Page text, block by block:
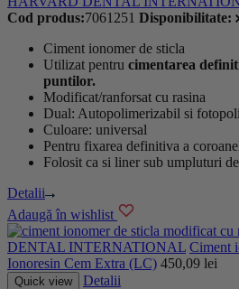
Cod produs:7061251 Disponibilitate:
Ciment ionomer de sticla
Utilizat pentru cimentarea
puntilor.
Modificat/ranforsat cu rasina
Dual: Autopolimerizabil si
Culoare: universal
Pentru fixarea definitiva a
Folosit ca si liner sub umpluturi
Detalii
Adaugă în wishlist
DENTAL INTERNATIONAL Ciment
Ionoresin Cem Extra (LC) 450,09 lei
Quick view Detalii